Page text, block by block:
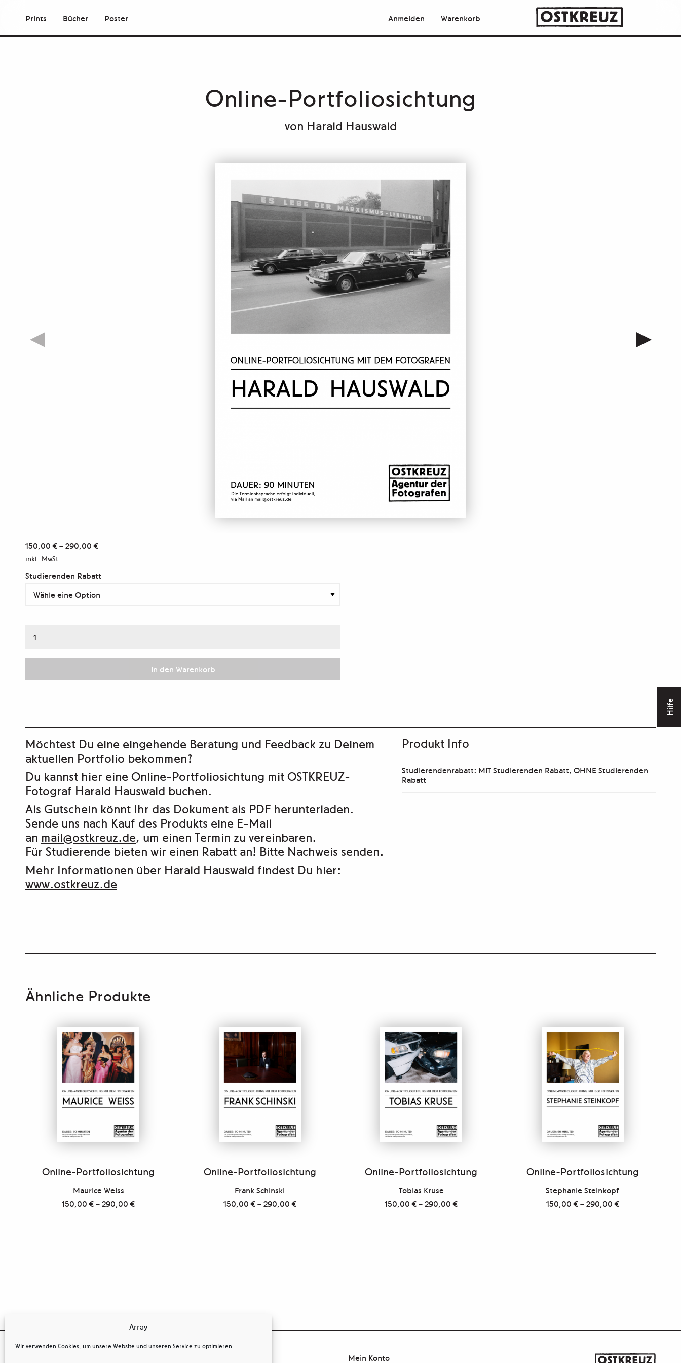
Array
Wir verwenden Cookies, um unsere Website und unseren Service zu optimieren.
Prints Bücher Poster Anmelden Warenkorb
Hilfe
Online-Portfoliosichtung
von Harald Hauswald
150,00€–290,00€
inkl. MwSt.
Studierenden Rabatt
Online-
In den Warenkorb
Möchtest Du eine eingehende Beratung und Feedback zu Deinem
aktuellen Portfolio bekommen?
Du kannst hier eine Online-Portfoliosichtung mit OSTKREUZ-
Fotograf Harald Hauswald buchen.
Als Gutschein könnt Ihr das Dokument als PDF herunterladen.
Sende uns nach Kauf des Produkts eine E-Mail
an mail@ostkreuz.de, um einen Termin zu vereinbaren.
Für Studierende bieten wir einen Rabatt an! Bitte Nachweis senden.
Mehr Informationen über Harald Hauswald findest Du hier:
www.ostkreuz.de
Produkt Info
Studierendenrabatt: MIT Studierenden Rabatt, OHNE Studierenden
Rabatt
Ähnliche Produkte
Online-Portfoliosichtung
Maurice Weiss
150,00€–290,00€
Online-Portfoliosichtung
Frank Schinski
150,00€–290,00€
Online-Portfoliosichtung
Tobias Kruse
150,00€–290,00€
Online-Portfoliosichtung
Stephanie Steinkopf
150,00€–290,00€

Mein Konto